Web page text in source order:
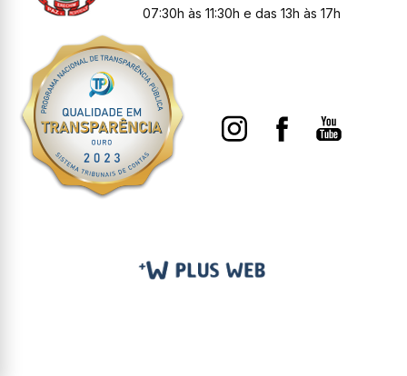
07:30h às 11:30h e das 13h às 17h